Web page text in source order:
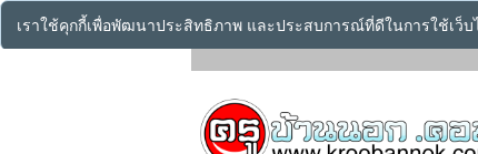
เราใช้คุกกี้เพื่อพัฒนาประสิทธิภาพ และประสบการณ์ที่ดีในการใช้เว็